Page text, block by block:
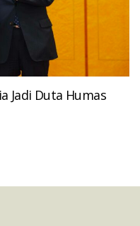
Jadi Duta Humas